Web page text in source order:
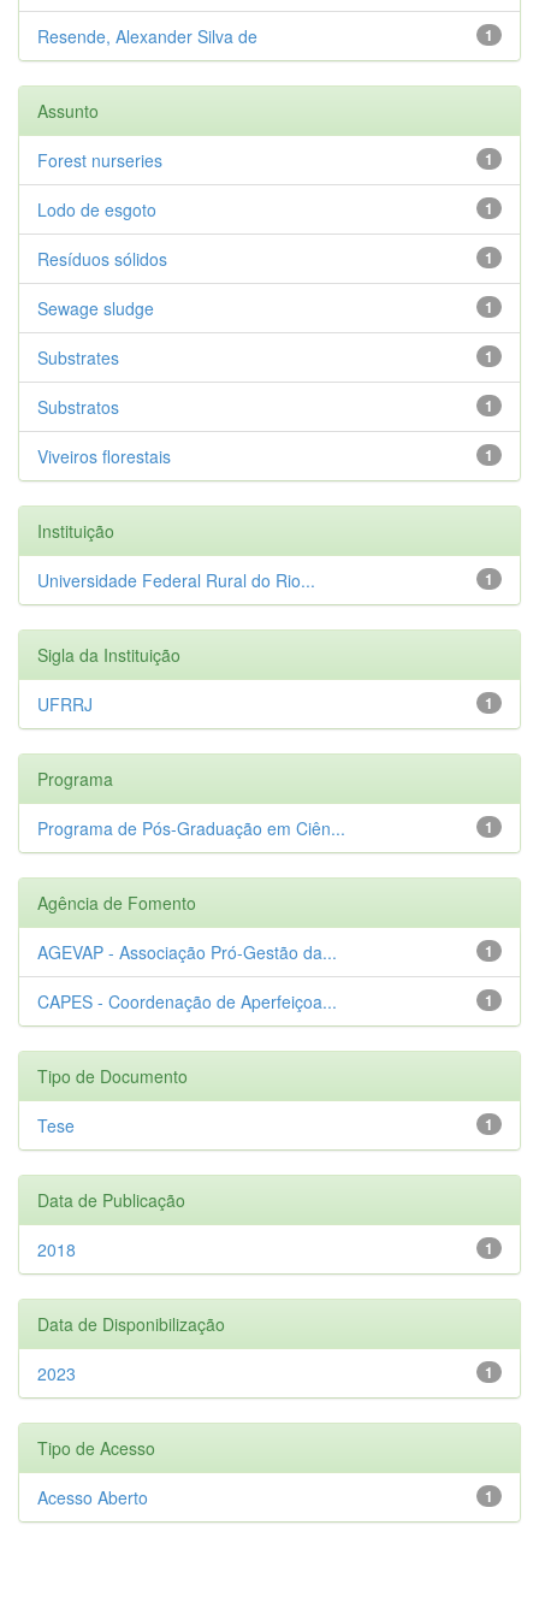
1
Resende, Alexander Silva de
Assunto
1
Forest nurseries
1
Lodo de esgoto
1
Resíduos sólidos
1
Sewage sludge
1
Substrates
1
Substratos
1
Viveiros florestais
Instituição
1
Universidade Federal Rural do Rio...
Sigla da Instituição
1
UFRRJ
Programa
1
Programa de Pós-Graduação em Ciên...
Agência de Fomento
1
AGEVAP - Associação Pró-Gestão da...
1
CAPES - Coordenação de Aperfeiçoa...
Tipo de Documento
1
Tese
Data de Publicação
1
2018
Data de Disponibilização
1
2023
Tipo de Acesso
1
Acesso Aberto